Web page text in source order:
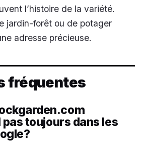
l’histoire de la variété.
jardin-forêt ou de potager
adresse précieuse.
fréquentes
toujours dans les